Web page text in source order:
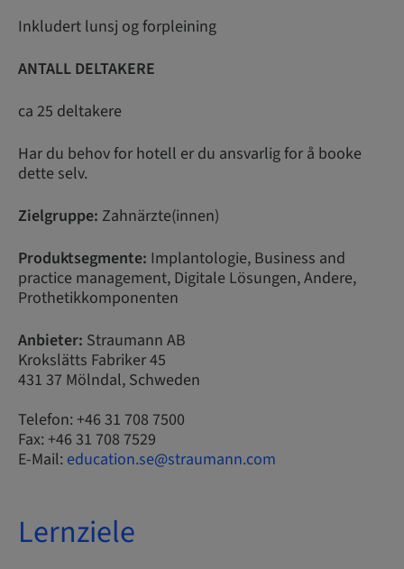
Inkludert lunsj og forpleining
ANTALL DELTAKERE
ca 25 deltakere
Har du behov for hotell er du ansvarlig for å booke
dette selv.
Zielgruppe: Zahnärzte(innen)
Produktsegmente: Implantologie, Business and
practice management, Digitale Lösungen, Andere,
Prothetikkomponenten
Anbieter: Straumann AB
Krokslätts Fabriker 45
431 37 Mölndal, Schweden
Telefon: +46 31 708 7500
Fax: +46 31 708 7529
E-Mail: education.se@straumann.com
Lernziele